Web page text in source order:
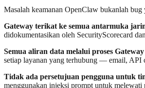
Masalah keamanan OpenClaw bukanlah
Gateway terikat ke semua antarmuka
didokumentasikan oleh SecurityScorecard
Semua aliran data melalui proses
setiap layanan yang terhubung — email, API
Tidak ada persetujuan pengguna untuk
menggunakan injeksi prompt untuk melewati